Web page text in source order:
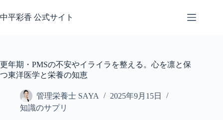
ン
ス
キ
中平彩香 公式サイト
更年期・PMSの不安やイライラを整える。心を凛と保
つ東洋医学と栄養の知恵
管理栄養士 SAYA
2025年9月15日
知識のサプリ